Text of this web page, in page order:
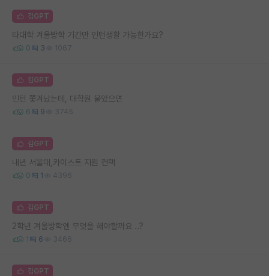
김GPT
타대학 겨울방학 기간만 인턴생활 가능한가요?
0 3 1067
김GPT
인턴 쫓겨났는데, 대학원 붙었으면
6 9 3745
김GPT
내년 서울대,카이스트 지원 컨택
0 1 4396
김GPT
2학년 겨울방학엔 무엇을 해야할까요 ..?
1 6 3466
김GPT